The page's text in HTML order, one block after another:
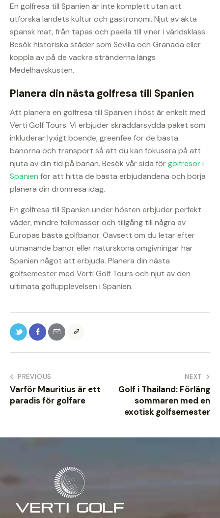
En golfresa till Spanien är inte komplett utan att
utforska landets kultur och gastronomi. Njut av äkta
spansk mat, från tapas och paella till viner i världsklass.
Besök historiska städer som Sevilla och Granada eller
koppla av på de vackra stränderna längs
Medelhavskusten.
Planera din nästa golfresa till Spanien
Att planera en golfresa till Spanien i höst är enkelt med
Verti Golf Tours. Vi erbjuder skräddarsydda paket som
inkluderar lyxigt boende, greenfee för de bästa
banorna och transport så att du kan fokusera på att
njuta av din tid på banan. Besök vår sida förgolfresor i
Spanien för att hitta de bästa erbjudandena och börja
planera din drömresa idag.
En golfresa till Spanien under hösten erbjuder perfekt
väder, mindre folkmassor och tillgång till några av
Europas bästa golfbanor. Oavsett om du letar efter
utmanande banor eller natursköna omgivningar har
Spanien något att erbjuda. Planera din nästa
golfsemester med Verti Golf Tours och njut av den
ultimata golfupplevelsen i Spanien.
PREVIOUS
Varför Mauritius är ett
paradis för golfare
NEXT
Golf i Thailand: Förläng
sommaren med en
exotisk golfsemester